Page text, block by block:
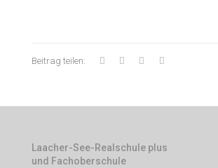
Beitrag teilen:
Laacher-See-Realschule plus
und Fachoberschule